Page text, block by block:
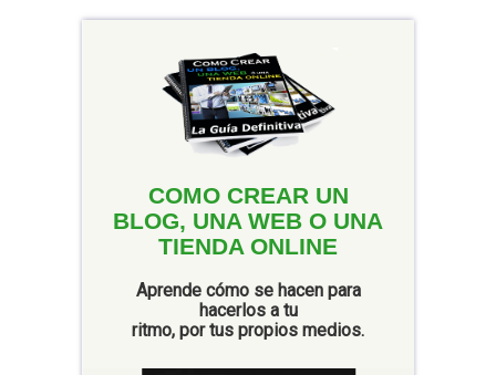
COMO CREAR UN
BLOG, UNA WEB O UNA
TIENDA ONLINE
Aprende cómo se hacen para
hacerlos a tu
ritmo, por tus propios medios.